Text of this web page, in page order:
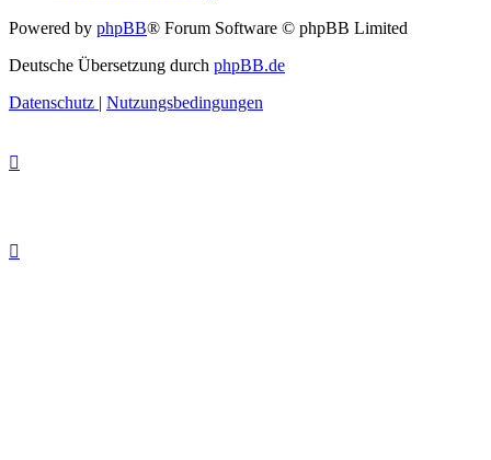
Powered by phpBB® Forum Software © phpBB Limited
Deutsche Übersetzung durch phpBB.de
Datenschutz | Nutzungsbedingungen